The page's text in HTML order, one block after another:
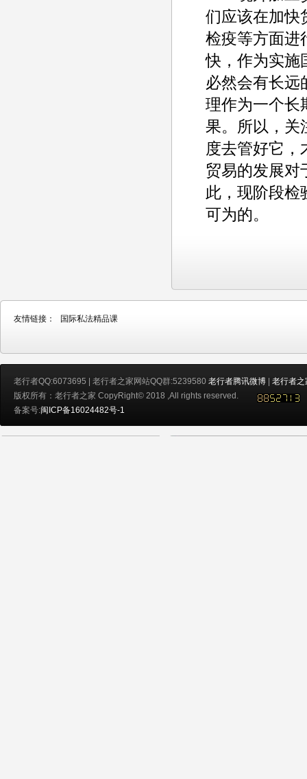
们应该在加快
检疫等方面进
快，作为实施
必然会有长远
理作为一个长
果。所以，关
度去管好它，
贸易的发展对
此，现阶段检
可为的。
友情链接： 国际私法精品课
老行者QQ:6073695 | 老行者之家网站QQ群:5239580 老行者腾讯微博 | 老行者之
版权所有：老行者之家 CopyRight© 2018 ,All rights reserved.
备案号:闽ICP备16024482号-1